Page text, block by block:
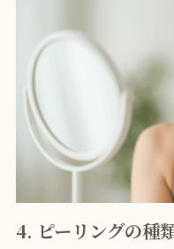
4. ピーリングの種